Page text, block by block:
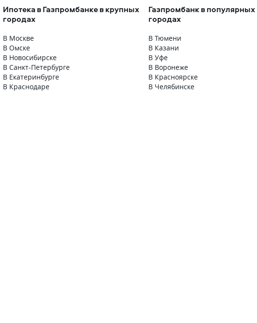
5,5% на 12 лет. По условиям нас
устроило, но я запуталась в процессе
и очередности подачи всех этих
документов. Пошла в банк, девушка
там мне оень помогла, заявку мою
быстро рассмотрели и одобрили,
наличие материнского капитала при
этом даже не рассматривали, и уже
после она сказала, что надо будет
идти в ПФ с ипотечным договором и
получения всех справок вообще
меньше половины недели занял,
спасибо! Побольше бы таких
компетентных и вежливых
сотрудников
Ипотека в Газпромбанке в крупных
городах
В Москве
В Омске
В Новосибирске
В Санкт-Петербурге
В Екатеринбурге
В Краснодаре
Газпромбанк в популярных
городах
В Тюмени
В Казани
В Уфе
В Воронеже
В Красноярске
В Челябинске